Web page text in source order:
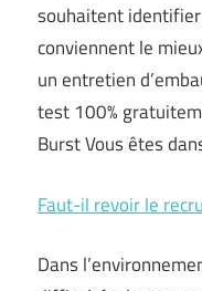
souhaitent
conviennent le
un entretien
test 100%
Burst Vous êtes
Faut-il revoir le
Dans